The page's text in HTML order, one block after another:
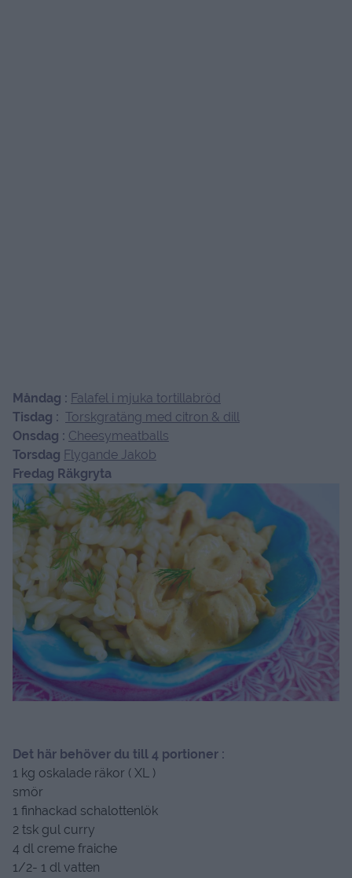
Måndag : Falafel i mjuka tortillabröd
Tisdag : Torskgratäng med citron & dill
Onsdag : Cheesymeatballs
Torsdag Flygande Jakob
Fredag Räkgryta
Det här behöver du till 4 portioner :
1 kg oskalade räkor ( XL )
smör
1 finhackad schalottenlök
2 tsk gul curry
4 dl creme fraiche
1/2- 1 dl vatten